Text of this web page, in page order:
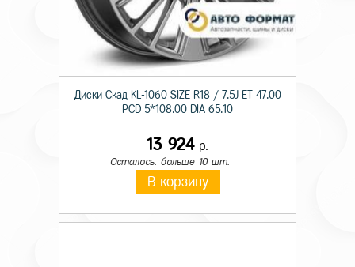
Диски Скад KL-1060 SIZE R18 / 7.5J ET 47.00
PCD 5*108.00 DIA 65.10
13 924 р.
Осталось: больше 10 шт.
В корзину